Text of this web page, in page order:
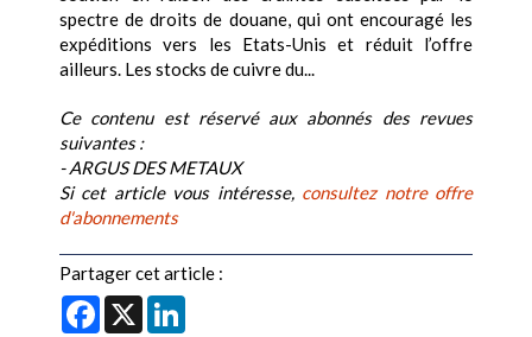
spectre de droits de douane, qui ont encouragé les
expéditions vers les Etats-Unis et réduit l’offre
ailleurs. Les stocks de cuivre du...
Ce contenu est réservé aux abonnés des revues
suivantes :
- ARGUS DES METAUX
Si cet article vous intéresse, consultez notre offre
d'abonnements
Partager cet article :
Facebook
X